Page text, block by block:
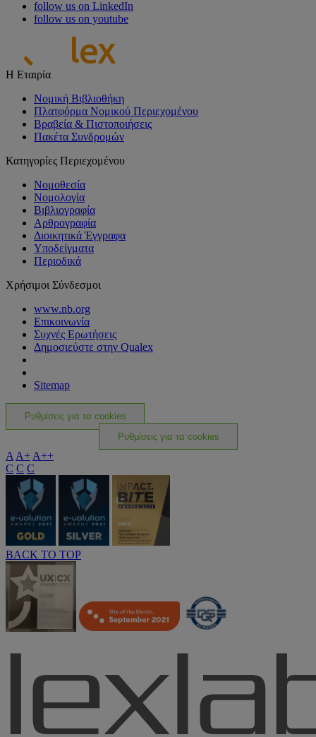
follow us on LinkedIn
follow us on youtube
Η Εταιρία
Νομική Βιβλιοθήκη
Πλατφόρμα Νομικού Περιεχομένου
Βραβεία & Πιστοποιήσεις
Πακέτα Συνδρομών
Κατηγορίες Περιεχομένου
Νομοθεσία
Νομολογία
Βιβλιογραφία
Αρθρογραφία
Διοικητικά Έγγραφα
Υποδείγματα
Περιοδικά
Χρήσιμοι Σύνδεσμοι
www.nb.org
Επικοινωνία
Συχνές Ερωτήσεις
Δημοσιεύστε στην Qualex
Sitemap
Ρυθμίσεις για τα cookies
Ρυθμίσεις για τα cookies
A A+ A++
C C C
BACK TO TOP